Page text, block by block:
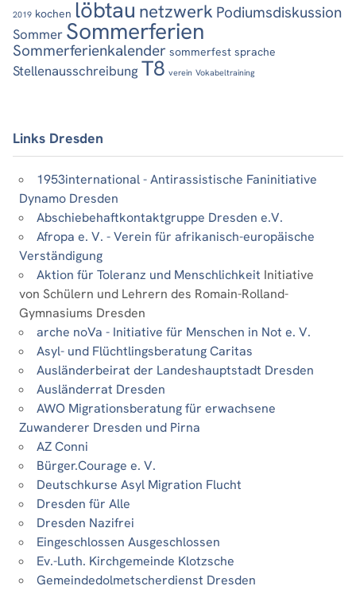
2019 kochen löbtau netzwerk Podiumsdiskussion
Sommer Sommerferien
Sommerferienkalender sommerfest sprache
Stellenausschreibung T8 verein Vokabeltraining
Links Dresden
1953international - Antirassistische Faninitiative
Dynamo Dresden
Abschiebehaftkontaktgruppe Dresden e.V.
Afropa e. V. - Verein für afrikanisch-europäische
Verständigung
Aktion für Toleranz und Menschlichkeit Initiative
von Schülern und Lehrern des Romain-Rolland-
Gymnasiums Dresden
arche noVa - Initiative für Menschen in Not e. V.
Asyl- und Flüchtlingsberatung Caritas
Ausländerbeirat der Landeshauptstadt Dresden
Ausländerrat Dresden
AWO Migrationsberatung für erwachsene
Zuwanderer Dresden und Pirna
AZ Conni
Bürger.Courage e. V.
Deutschkurse Asyl Migration Flucht
Dresden für Alle
Dresden Nazifrei
Eingeschlossen Ausgeschlossen
Ev.-Luth. Kirchgemeinde Klotzsche
Gemeindedolmetscherdienst Dresden